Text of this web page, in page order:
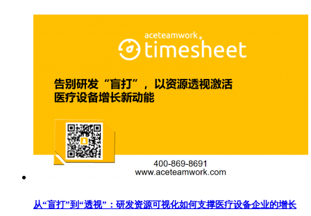
从“盲打”到“透视”：研发资源可视化如何支撑医疗设备企业的增长